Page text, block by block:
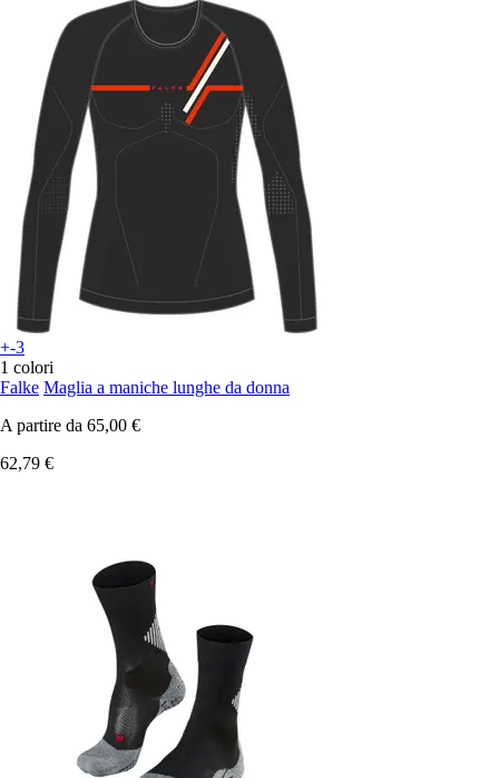
+-3
1 colori
Falke Maglia a maniche lunghe da donna
A partire da 65,00 €
62,79 €